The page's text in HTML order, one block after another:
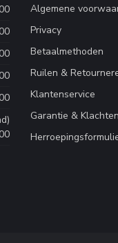
Algemene
Privacy
Betaalmethoden
Ruilen &
Klantenservice
Garantie & Klachten